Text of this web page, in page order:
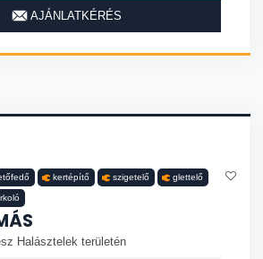
AJÁNLATKÉRÉS
kertépítő szigetelő glettelő
Halásztelek területén